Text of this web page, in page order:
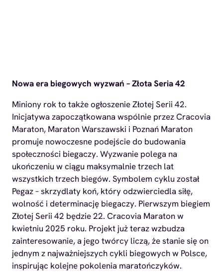
Nowa era biegowych wyzwań – Złota Seria 42
Miniony rok to także ogłoszenie Złotej Serii 42.
Inicjatywa zapoczątkowana wspólnie przez Cracovia
Maraton, Maraton Warszawski i Poznań Maraton
promuje nowoczesne podejście do budowania
społeczności biegaczy. Wyzwanie polega na
ukończeniu w ciągu maksymalnie trzech lat
wszystkich trzech biegów. Symbolem cyklu został
Pegaz – skrzydlaty koń, który odzwierciedla siłę,
wolność i determinację biegaczy. Pierwszym biegiem
Złotej Serii 42 będzie 22. Cracovia Maraton w
kwietniu 2025 roku. Projekt już teraz wzbudza
zainteresowanie, a jego twórcy liczą, że stanie się on
jednym z najważniejszych cykli biegowych w Polsce,
inspirując kolejne pokolenia maratończyków.